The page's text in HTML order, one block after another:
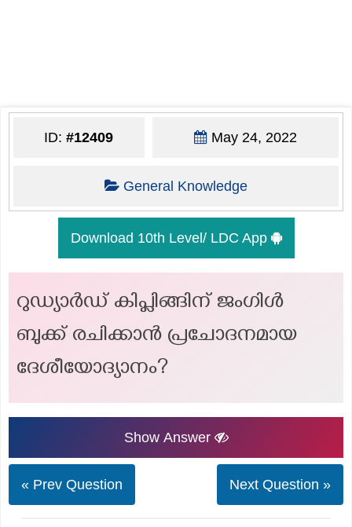
ID:#12409 May 24, 2022
General Knowledge
Download 10th Level/ LDC App
റുഡ്യാർഡ് കിപ്ലിങ്ങിന് ജംഗിൾ
ബുക്ക് രചിക്കാൻ പ്രചോദനമായ
ദേശീയോദ്യാനം?
Show Answer
« Prev Question Next Question »